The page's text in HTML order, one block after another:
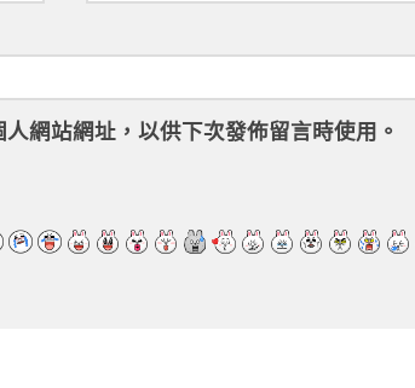
網站網址，以供下次發佈留言時使用。